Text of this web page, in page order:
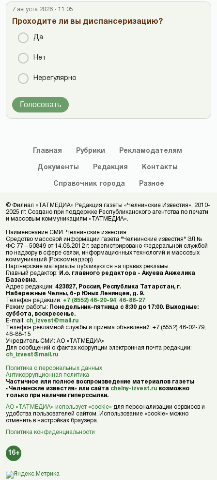
7 августа 2026 - 11:05
Проходите ли вы диспансеризацию?
Да
Нет
Нерегулярно
Голосовать
Главная Рубрики Рекламодателям
Документы Редакция Контакты
Справочник города Разное
© Филиал «ТАТМЕДИА» Редакция газеты «Челнинские Известия», 2010-
2025 гг. Создано при поддержке Республиканского агентства по печати
и массовым коммуникациям «ТАТМЕДИА».
Наименование СМИ: Челнинские известия
Средство массовой информации газета "Челнинские известия" ЭЛ №
ФС 77 – 50849 от 14.08.2012 г. зарегистрировано Федеральной службой
по надзору в сфере связи, информационных технологий и массовых
коммуникаций (Роскомнадзор)
Партнерские материалы публикуются на правах рекламы.
Главный редактор: И.о. главного редактора - Акуева Анжелика
Базаевна
Адрес редакции: 423827, Россия, Республика Татарстан, г.
Набережные Челны, б-р Юных Ленинцев, д. 9.
Телефон редакции: +7 (8552) 46-20-94 46-88-27
Режим работы: Понедельник–пятница с 8:30 до 17:00. Выходные:
суббота, воскресенье.
E-mail: ch_izvest@mail.ru
Телефон рекламной службы и приема объявлений: +7 (8552) 46-02-79,
46-88-15
Учредитель СМИ: АО «ТАТМЕДИА»
Для сообщений о фактах коррупции электронная почта редакции:
ch_izvest@mail.ru
Политика о персональных данных
Антикоррупционная политика
Частичное или полное воспроизведение материалов газеты
«Челнинские известия» или сайта chelny-izvest.ru возможно
только при наличии гиперссылки.
АО «ТАТМЕДИА» использует «cookie» для персонализации сервисов и
удобства пользователей сайтом. Использование «cookie» можно
отменить в настройках браузера.
Политика конфиденциальности
16+